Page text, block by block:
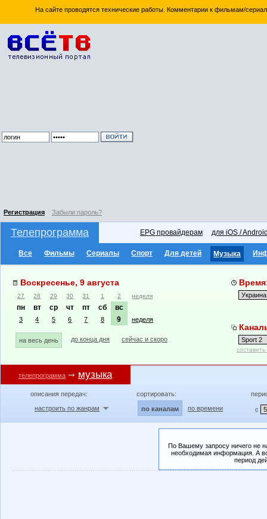
На сайте проводятся технические работы. Комментарии к фильмам/
Регистрация Забыли пароль?
Телепрограмма EPG провайдерам для iOS /
Все Фильмы Сериалы Спорт Для детей Музыка
Воскресенье, 9 августа
27 28 29 30 31 1 2 неделя
пн вт ср чт пт сб вс
3 4 5 6 7 8 9 неделя
на весь день до конца дня сейчас и скоро
телепрограмма музыка
описания передач:
настроить по жанрам
сортировать:
по каналам по времени с
По Вашему запросу ничего не
необходимая информация. А
период